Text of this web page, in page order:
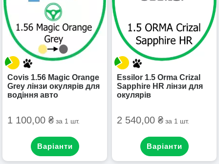
Covis 1.56 Magic Orange
Grey лінзи окулярів для
водіння авто
1 100,00 ₴ за 1 шт.
Варіанти
Essilor 1.5 Orma Crizal
Sapphire HR лінзи для
окулярів
2 540,00 ₴ за 1 шт.
Варіанти